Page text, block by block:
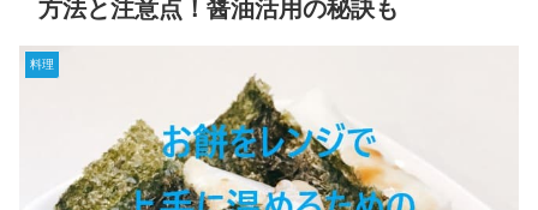
方法と注意点！醤油活用の秘訣も
料理